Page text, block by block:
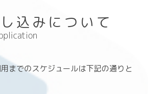
込みについて
までのスケジュールは下記の通りと